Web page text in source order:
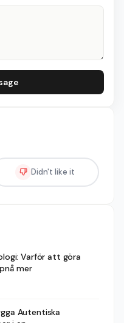
Didn't like it
Varför att göra
mer
Autentiska